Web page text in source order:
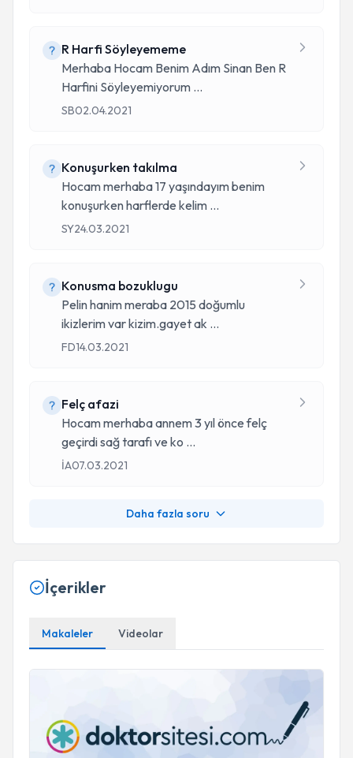
R Harfi Söyleyememe
Merhaba Hocam Benim Adım Sinan Ben R
Harfini Söyleyemiyorum ...
SB02.04.2021
Konuşurken takılma
Hocam merhaba 17 yaşındayım benim
konuşurken harflerde kelim ...
SY24.03.2021
Konusma bozuklugu
Pelin hanim meraba 2015 doğumlu
ikizlerim var kizim.gayet ak ...
FD14.03.2021
Felç afazi
Hocam merhaba annem 3 yıl önce felç
geçirdi sağ tarafı ve ko ...
İA07.03.2021
Daha fazla soru
İçerikler
Makaleler Videolar